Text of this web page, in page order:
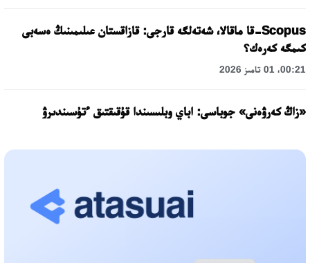
Scopus-قا ماقالا، شەتەلگە قارجى: قازاقستان عىلىمىنىڭ ەسەبى
كىمگە كەرەك؟
00:21، 01 تامىز 2026
«زاڭ كەرۋەنى» جوباسى: اباي وبلىسىندا قۇقىقتىق ءتۇسىندىرۋ
17:31، 31 شىلدە 2026
حالىقارالىق «فورمۋلا-1 H2O» جارىسىن قونايەۆ قالاسىندا وتكىزۋ